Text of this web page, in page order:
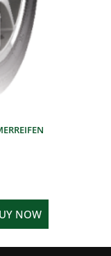
NOW